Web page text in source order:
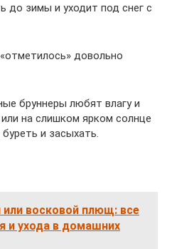
до зимы и уходит под снег с
довольно
бруннеры любят влагу и
на слишком ярком солнце
и засыхать.
или восковой плющ: все
и ухода в домашних